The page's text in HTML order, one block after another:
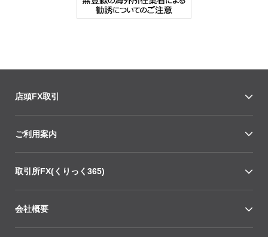
店頭FX取引
ご利用案内
取引所FX(くりっく365)
会社概要